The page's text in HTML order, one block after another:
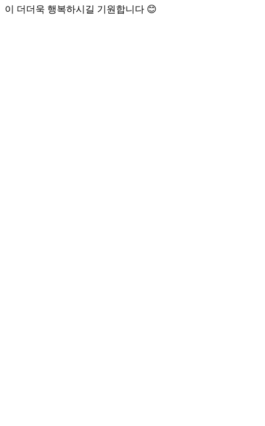
이 더더욱 행복하시길 기원합니다 😊